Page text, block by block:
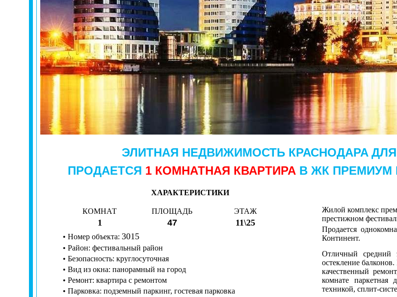
ЭЛИТНАЯ НЕДВИЖИМОСТЬ КРАСНОДАРА
ПРОДАЕТСЯ 1 КОМНАТНАЯ КВАРТИРА В ЖК ПРЕМИУМ
ХАРАКТЕРИСТИКИ
КОМНАТ ПЛОЩАДЬ ЭТАЖ
1 47 11\25
• Номер объекта: 3015
• Район: фестивальный район
• Безопасность: круглосуточная
• Вид из окна: панорамный на город
• Ремонт: квартира с ремонтом
• Парковка: подземный паркинг, гостевая парковка
Жилой комплекс
престижном
Продается
Континент.
Отличный средний
остекление
качественный
комнате паркетная
техникой, сплит-